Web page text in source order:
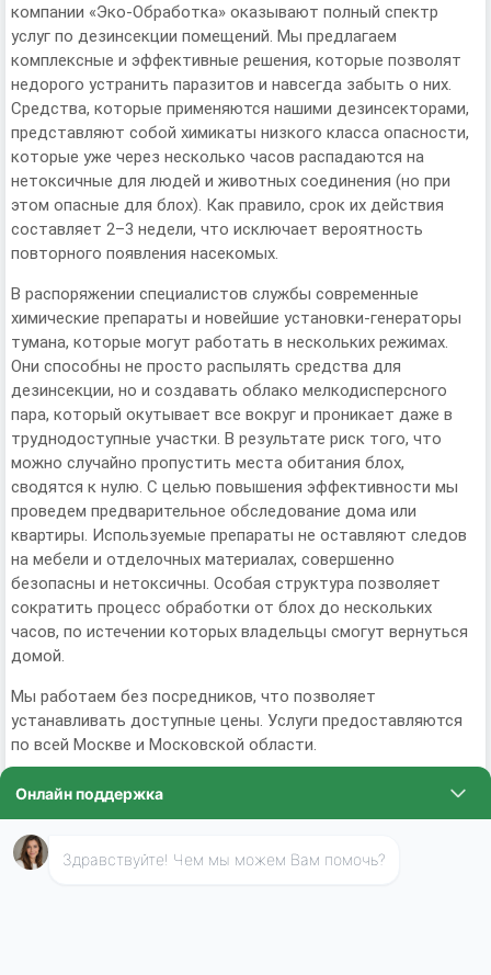
компании «Эко-Обработка» оказывают полный спектр
услуг по дезинсекции помещений. Мы предлагаем
комплексные и эффективные решения, которые позволят
недорого устранить паразитов и навсегда забыть о них.
Средства, которые применяются нашими дезинсекторами,
представляют собой химикаты низкого класса опасности,
которые уже через несколько часов распадаются на
нетоксичные для людей и животных соединения (но при
этом опасные для блох). Как правило, срок их действия
составляет 2–3 недели, что исключает вероятность
повторного появления насекомых.
В распоряжении специалистов службы современные
химические препараты и новейшие установки-генераторы
тумана, которые могут работать в нескольких режимах.
Они способны не просто распылять средства для
дезинсекции, но и создавать облако мелкодисперсного
пара, который окутывает все вокруг и проникает даже в
труднодоступные участки. В результате риск того, что
можно случайно пропустить места обитания блох,
сводятся к нулю. С целью повышения эффективности мы
проведем предварительное обследование дома или
квартиры. Используемые препараты не оставляют следов
на мебели и отделочных материалах, совершенно
безопасны и нетоксичны. Особая структура позволяет
сократить процесс обработки от блох до нескольких
часов, по истечении которых владельцы смогут вернуться
домой.
Мы работаем без посредников, что позволяет
устанавливать доступные цены. Услуги предоставляются
по всей Москве и Московской области.
Цены на обработку квартиры от
блох